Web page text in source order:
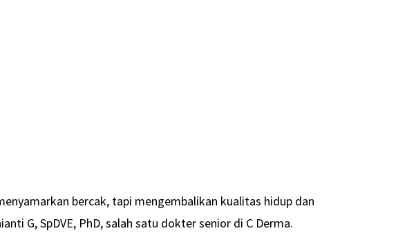
bercak, tapi mengembalikan kualitas hidup dan
G, SpDVE, PhD, salah satu dokter senior di C Derma.